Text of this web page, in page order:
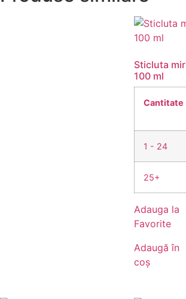
Sticluta mir
100 ml
Cantitate
1 - 24
25+
Adauga la
Favorite
Adaugă în
coș